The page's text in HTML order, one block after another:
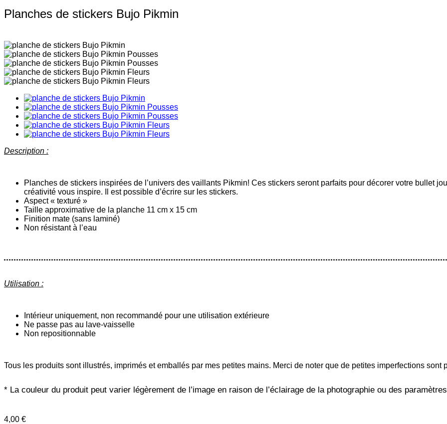
Planches de stickers Bujo Pikmin
Description :
Planches de stickers inspirées de l’univers des vaillants Pikmin! Ces stickers seront parfaits pour décorer votre bullet
créativité vous inspire. Il est possible d’écrire sur les stickers.
Aspect « texturé »
Taille approximative de la planche 11 cm x 15 cm
Finition mate (sans laminé)
Non résistant à l’eau
Utilisation :
Intérieur uniquement, non recommandé pour une utilisation extérieure
Ne passe pas au lave-vaisselle
Non repositionnable
Tous les produits sont illustrés, imprimés et emballés par mes petites mains. Merci de noter que de petites imperfections sont
* La couleur du produit peut varier légèrement de l’image en raison de l’éclairage de la photographie ou des
4,00 €